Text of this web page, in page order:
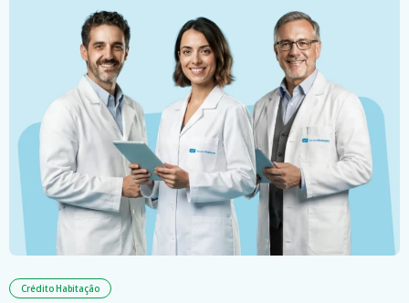
Crédito Habitação